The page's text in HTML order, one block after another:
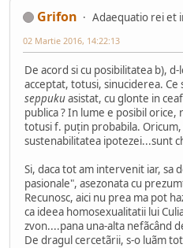
Grifon
Adaequatio rei et
02 Martie 2016, 14:22:13
De acord si cu posibilitatea b),
acceptat, totusi, sinuciderea. Ce
seppukuasistat, cu glonte in
publica ? In lume e posibil orice,
totusi f. puțin probabila.
sustenabilitatea ipotezei...sunt
Si, daca tot am intervenit iar, sa
pasionale", asezonata cu
Recunosc, aici nu prea ma pot
ca ideea homosexualitatii lui
zvon....pana una-alta nefãcând
De dragul cercetãrii, s-o luãm